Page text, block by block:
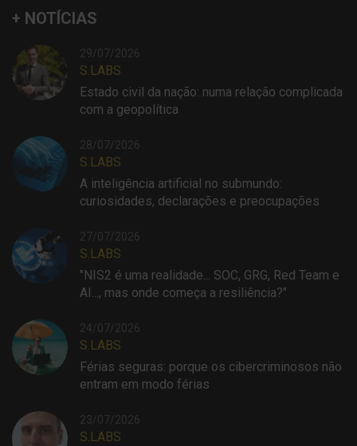
+ NOTÍCIAS
29/07/2026
S.LABS
Estado civil da nação: numa relação complicada
com a geopolítica
28/07/2026
S.LABS
A inteligência artificial no submundo:
curiosidades, declarações e preocupações
27/07/2026
S.LABS
"NIS2 é uma realidade... SOC, GRG, Red Team e
AI..., mas onde começa a resiliência?"
24/07/2026
S.LABS
Férias seguras: porque os cibercriminosos não
entram em modo férias
23/07/2026
S.LABS